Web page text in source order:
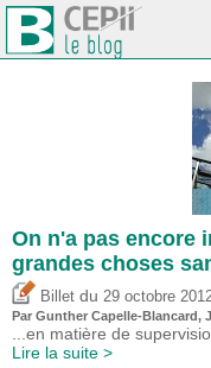
On n'a pas encore
grandes choses
Billet du 29 octobre
Par Gunther Capelle-Blancard,
...en matière de
Lire la suite >